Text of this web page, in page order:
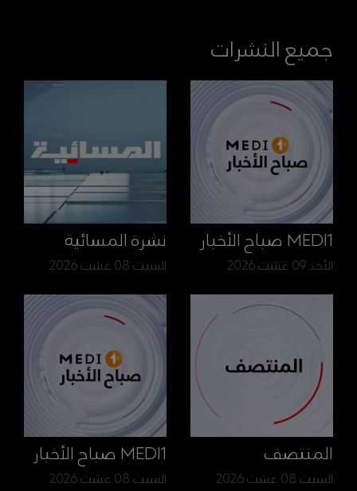
جميع النشرات
MEDI1 صباح الأخبار
الأحد 09 غشت 2026
نشرة المسائية
السبت 08 غشت 2026
المنتصف
السبت 08 غشت 2026
MEDI1 صباح الأخبار
السبت 08 غشت 2026